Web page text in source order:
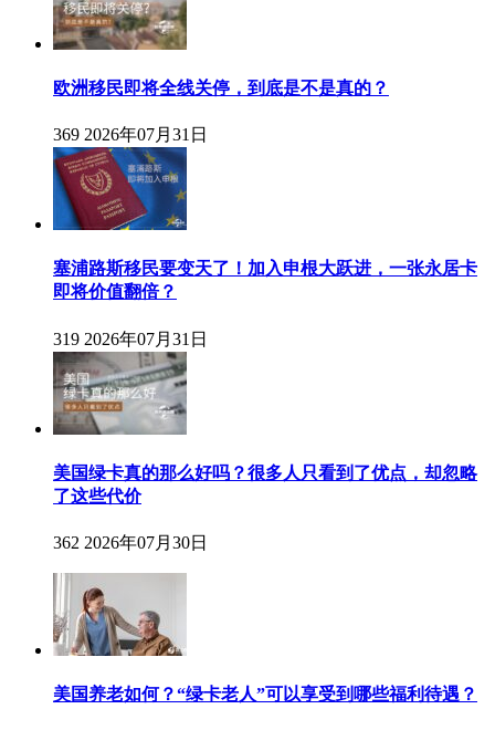
欧洲移民即将全线关停，到底是不是真的？
369 2026年07月31日
塞浦路斯移民要变天了！加入申根大跃进，一张永居卡
即将价值翻倍？
319 2026年07月31日
美国绿卡真的那么好吗？很多人只看到了优点，却忽略
了这些代价
362 2026年07月30日
美国养老如何？“绿卡老人”可以享受到哪些福利待遇？